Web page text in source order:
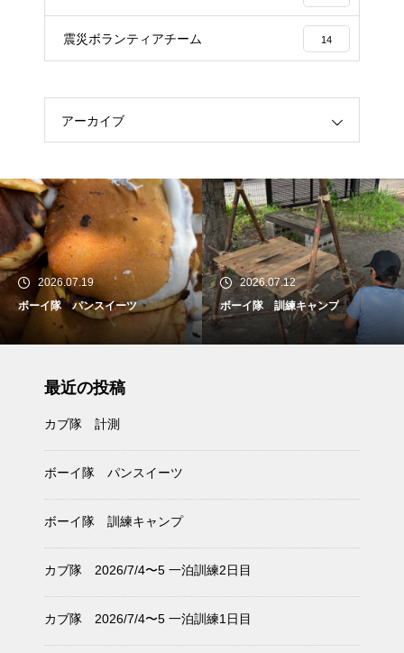
震災ボランティアチーム 14
アーカイブ
2026.07.19
ボーイ隊 パンスイーツ
2026.07.12
ボーイ隊 訓練キャンプ
最近の投稿
カブ隊 計測
ボーイ隊 パンスイーツ
ボーイ隊 訓練キャンプ
カブ隊 2026/7/4〜5 一泊訓練2日目
カブ隊 2026/7/4〜5 一泊訓練1日目